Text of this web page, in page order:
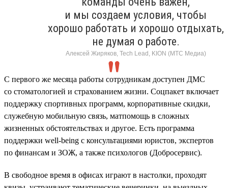
и мы создаем условия, чтобы
хорошо работать и хорошо отдыхать,
не думая о работе.
Алексей Жиряков, Tech Lead, KION (МТС Медиа)
С первого же месяца работы сотрудникам доступен ДМС
со стоматологией и страхованием жизни. Соцпакет включает
поддержку спортивных программ, корпоративные скидки,
служебную мобильную связь, матпомощь в сложных
жизненных обстоятельствах и другое. Есть программа
поддержки well-being с консультациями юристов, экспертов
по финансам и ЗОЖ, а также психологов (Добросервис).
В свободное время в офисах играют в настолки, проходят